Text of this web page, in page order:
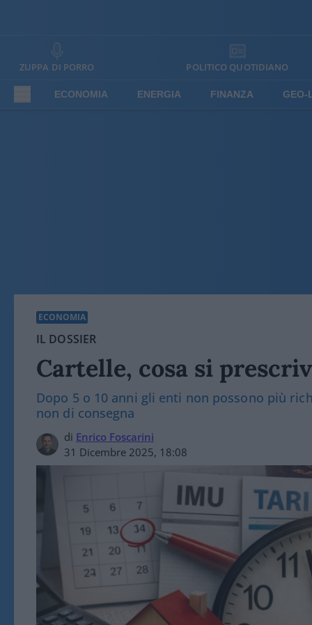
ZUPPA DI PORRO POLITICO QUOTIDIANO
ECONOMIA ENERGIA FINANZA GEO-
ECONOMIA
IL DOSSIER
Cartelle, cosa si
Dopo 5 o 10 anni gli enti non possono più
non di consegna
di Enrico Foscarini
31 Dicembre 2025, 18:08